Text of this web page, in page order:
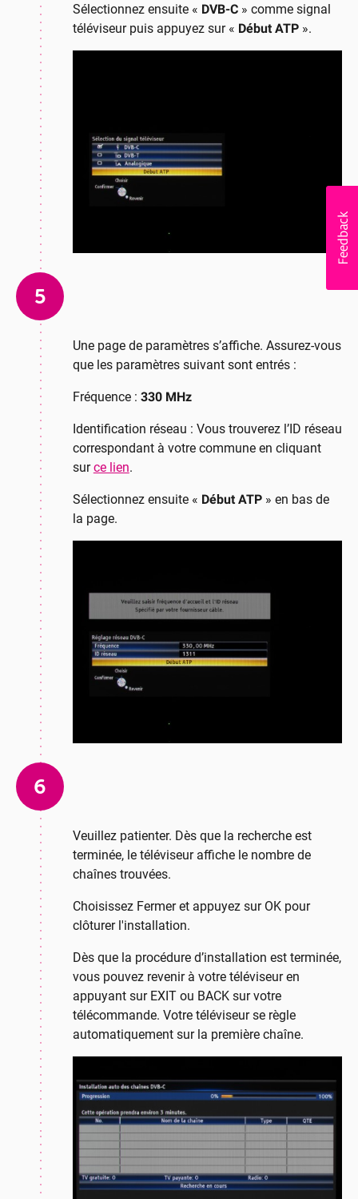
Sélectionnez ensuite « DVB-C» comme signal
téléviseur puis appuyez sur « Début ATP».
5
Une page de paramètres s’affiche. Assurez-vous
que les paramètres suivant sont entrés :
Fréquence : 330 MHz
Identification réseau : Vous trouverez l’ID réseau
correspondant à votre commune en cliquant
surce lien.
Sélectionnez ensuite « Début ATP» en bas de
la page.
6
Veuillez patienter. Dès que la recherche est
terminée, le téléviseur affiche le nombre de
chaînes trouvées.
Choisissez Fermer et appuyez sur OK pour
clôturer l'installation.
Dès que la procédure d’installation est terminée,
vous pouvez revenir à votre téléviseur en
appuyant sur EXIT ou BACK sur votre
télécommande. Votre téléviseur se règle
automatiquement sur la première chaîne.